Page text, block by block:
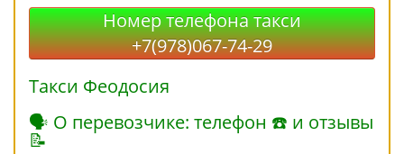
Номер телефона такси
+7(978)067-74-29
Такси Феодосия
🗣 О перевозчике: телефон ☎ и отзывы
📝